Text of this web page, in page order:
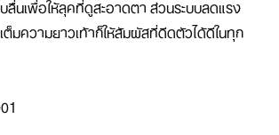
ลื่นเพื่อให้ลุคที่ดูสะอาดตา ส่วนระบบลดแรง
ต็มความยาวเท้าก็ให้สัมผัสที่ดีดตัวได้ดีในทุก